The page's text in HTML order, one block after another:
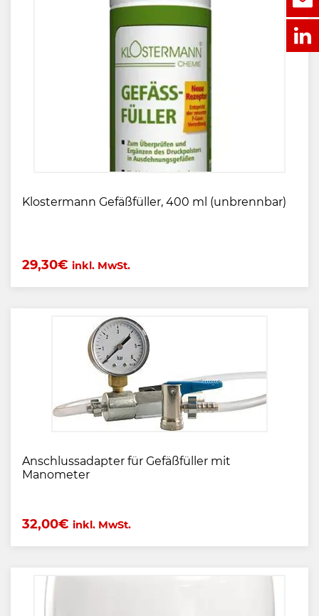
Klostermann Gefäßfüller, 400 ml (unbrennbar)
29,30€ inkl. MwSt.
Anschlussadapter für Gefäßfüller mit
Manometer
32,00€ inkl. MwSt.